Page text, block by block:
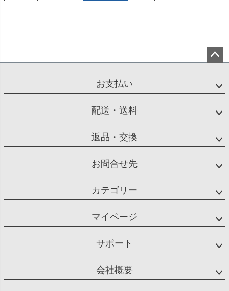
ップ
お支払い
配送・送料
返品・交換
お問合せ先
カテゴリー
マイページ
サポート
会社概要